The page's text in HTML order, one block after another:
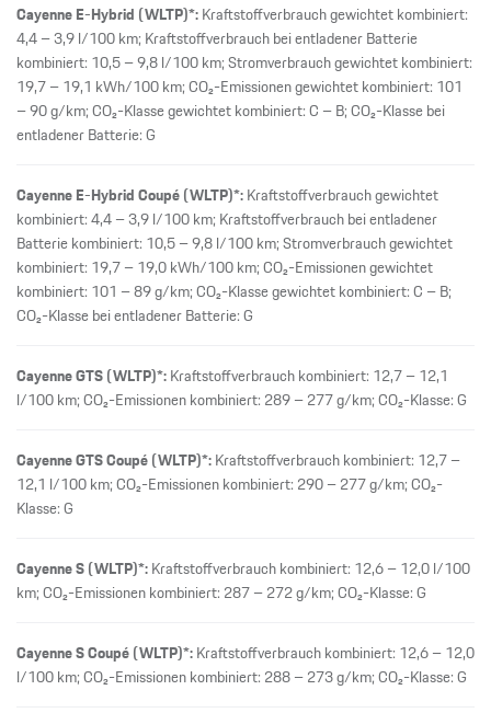
Cayenne E-Hybrid (WLTP)*:Kraftstoffverbrauch gewichtet kombiniert:
4,4 – 3,9 l/100 km; Kraftstoffverbrauch bei entladener Batterie
kombiniert: 10,5 – 9,8 l/100 km; Stromverbrauch gewichtet kombiniert:
19,7 – 19,1 kWh/100 km; CO₂-Emissionen gewichtet kombiniert: 101
– 90 g/km; CO₂-Klasse gewichtet kombiniert: C – B; CO₂-Klasse bei
entladener Batterie: G
Cayenne E-Hybrid Coupé (WLTP)*:Kraftstoffverbrauch gewichtet
kombiniert: 4,4 – 3,9 l/100 km; Kraftstoffverbrauch bei entladener
Batterie kombiniert: 10,5 – 9,8 l/100 km; Stromverbrauch gewichtet
kombiniert: 19,7 – 19,0 kWh/100 km; CO₂-Emissionen gewichtet
kombiniert: 101 – 89 g/km; CO₂-Klasse gewichtet kombiniert: C – B;
CO₂-Klasse bei entladener Batterie: G
Cayenne GTS (WLTP)*:Kraftstoffverbrauch kombiniert: 12,7 – 12,1
l/100 km; CO₂-Emissionen kombiniert: 289 – 277 g/km; CO₂-Klasse: G
Cayenne GTS Coupé (WLTP)*:Kraftstoffverbrauch kombiniert: 12,7 –
12,1 l/100 km; CO₂-Emissionen kombiniert: 290 – 277 g/km; CO₂-
Klasse: G
Cayenne S (WLTP)*:Kraftstoffverbrauch kombiniert: 12,6 – 12,0 l/100
km; CO₂-Emissionen kombiniert: 287 – 272 g/km; CO₂-Klasse: G
Cayenne S Coupé (WLTP)*:Kraftstoffverbrauch kombiniert: 12,6 – 12,0
l/100 km; CO₂-Emissionen kombiniert: 288 – 273 g/km; CO₂-Klasse: G